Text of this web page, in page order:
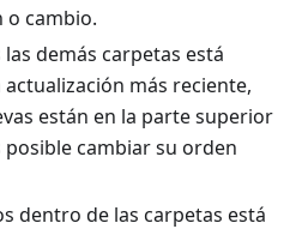
o cambio.
demás carpetas está
más reciente,
están en la parte superior
posible cambiar su orden
dentro de las carpetas está